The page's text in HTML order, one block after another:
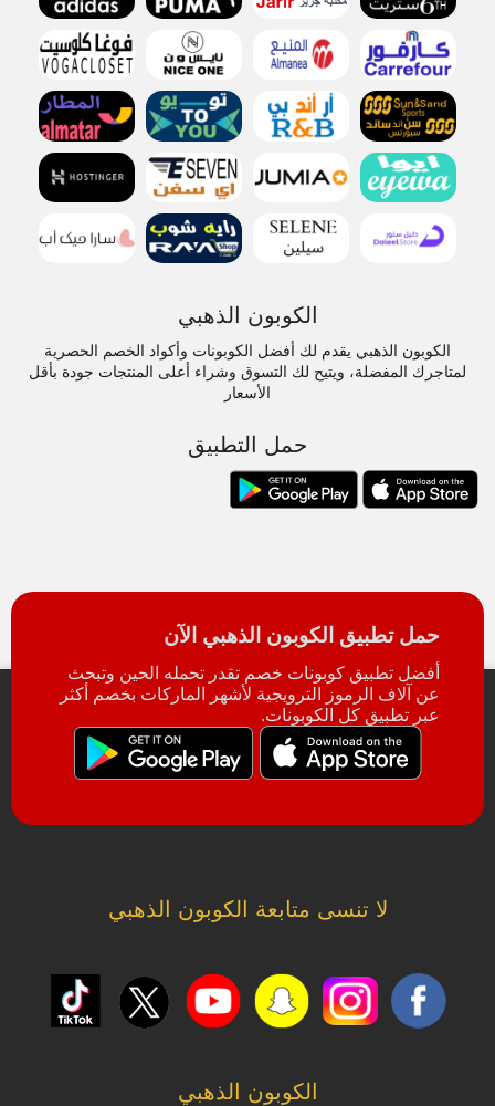
الكوبون الذهبي
الكوبون الذهبي يقدم لك أفضل الكوبونات وأكواد الخصم الحصرية
لمتاجرك المفضلة، ويتيح لك التسوق وشراء أعلى المنتجات جودة بأقل
الأسعار
حمل التطبيق
حمل تطبيق الكوبون الذهبي الآن
أفضل تطبيق كوبونات خصم تقدر تحمله الحين وتبحث
عن آلاف الرموز الترويجية لأشهر الماركات بخصم أكثر
عبر تطبيق كل الكوبونات.
لا تنسى متابعة الكوبون الذهبي
الكوبون الذهبي